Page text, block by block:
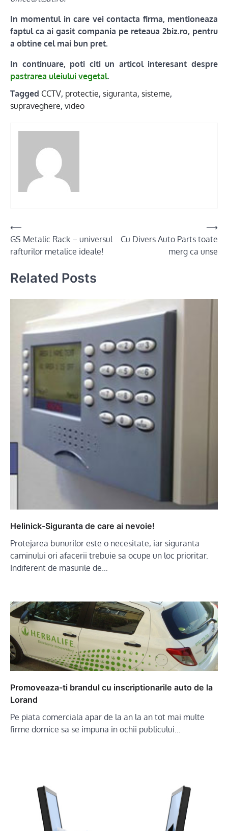
In momentul in care vei contacta firma, mentioneaza
faptul ca ai gasit compania pe reteaua 2biz.ro, pentru
a obtine cel mai bun pret.
In continuare, poti citi un articol interesant despre
pastrarea uleiului vegetal.
Tagged CCTV, protectie, siguranta, sisteme,
supraveghere, video
Post
navigation
⟵
GS Metalic Rack – universul
rafturilor metalice ideale!
Cu Divers Auto Parts toate
merg ca unse
⟶
Related Posts
Helinick-Siguranta de care ai nevoie!
Protejarea bunurilor este o necesitate, iar siguranta
caminului ori afacerii trebuie sa ocupe un loc prioritar.
Indiferent de masurile de…
Promoveaza-ti brandul cu inscriptionarile auto de la
Lorand
Pe piata comerciala apar de la an la an tot mai multe
firme dornice sa se impuna in ochii publicului…